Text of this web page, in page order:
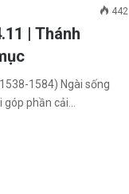
442
| Thánh
1584) Ngài sống
phần cải…